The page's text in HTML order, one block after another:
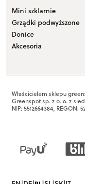
Mini szklarnie
Grządki podwyższone
Donice
Akcesoria
Właścicielem sklepu
Greenspot sp. z o. o. z
NIP: 5512664384, REGON: